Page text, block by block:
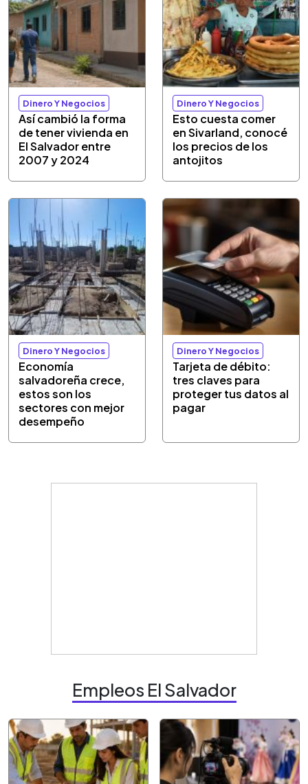
Dinero Y Negocios
Así cambió la forma
de tener vivienda en
El Salvador entre
2007 y 2024
Dinero Y Negocios
Esto cuesta comer
en Sivarland, conocé
los precios de los
antojitos
Dinero Y Negocios
Economía
salvadoreña crece,
estos son los
sectores con mejor
desempeño
Dinero Y Negocios
Tarjeta de débito:
tres claves para
proteger tus datos al
pagar
Empleos El Salvador